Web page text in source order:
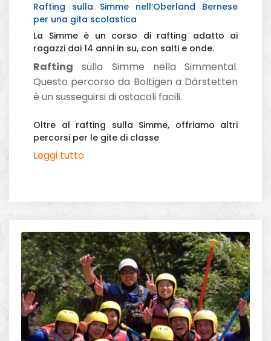
Rafting sulla Simme nell’Oberland Bernese
per una gita scolastica
La Simme è un corso di rafting adatto ai
ragazzi dai 14 anni in su, con salti e onde.
Rafting sulla Simme nella Simmental.
Questo percorso da Boltigen a Därstetten
è un susseguirsi di ostacoli facili.
Oltre al rafting sulla Simme, offriamo altri
percorsi per le gite di classe
Leggi tutto